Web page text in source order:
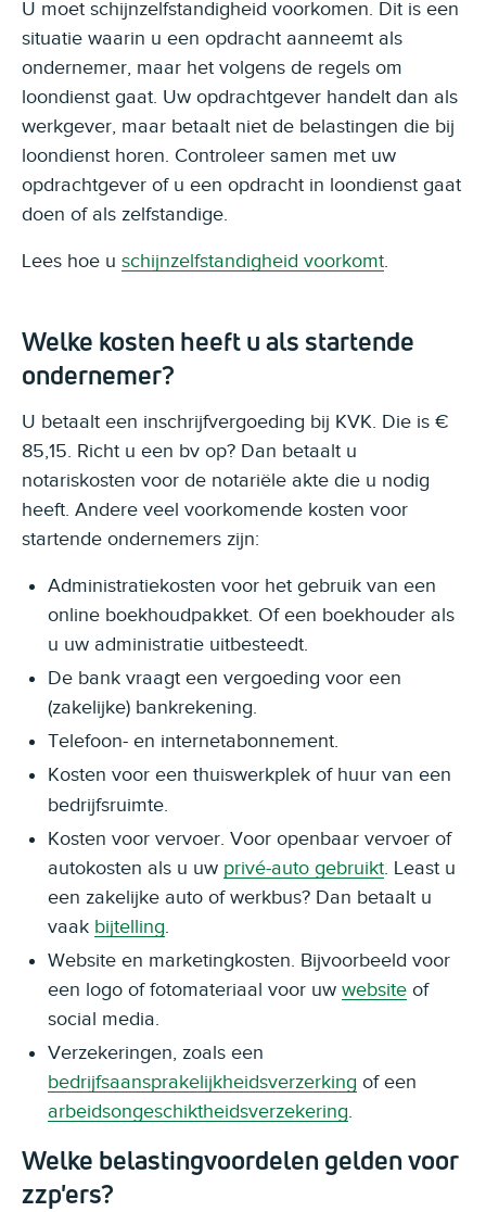
U moet schijnzelfstandigheid voorkomen. Dit is een
situatie waarin u een opdracht aanneemt als
ondernemer, maar het volgens de regels om
loondienst gaat. Uw opdrachtgever handelt dan als
werkgever, maar betaalt niet de belastingen die bij
loondienst horen. Controleer samen met uw
opdrachtgever of u een opdracht in loondienst gaat
doen of als zelfstandige.
Lees hoe u schijnzelfstandigheid voorkomt.
Welke kosten heeft u als startende
ondernemer?
U betaalt een inschrijfvergoeding bij KVK. Die is €
85,15. Richt u een bv op? Dan betaalt u
notariskosten voor de notariële akte die u nodig
heeft. Andere veel voorkomende kosten voor
startende ondernemers zijn:
Administratiekosten voor het gebruik van een
online boekhoudpakket. Of een boekhouder als
u uw administratie uitbesteedt.
De bank vraagt een vergoeding voor een
(zakelijke) bankrekening.
Telefoon- en internetabonnement.
Kosten voor een thuiswerkplek of huur van een
bedrijfsruimte.
Kosten voor vervoer. Voor openbaar vervoer of
autokosten als u uw privé-auto gebruikt. Least u
een zakelijke auto of werkbus? Dan betaalt u
vaak bijtelling.
Website en marketingkosten. Bijvoorbeeld voor
een logo of fotomateriaal voor uw website of
social media.
Verzekeringen, zoals een
bedrijfsaansprakelijkheidsverzerking of een
arbeidsongeschiktheidsverzekering.
Welke belastingvoordelen gelden voor
zzp'ers?